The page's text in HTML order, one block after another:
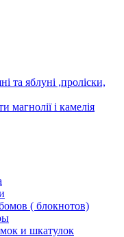
та яблуні ,проліски,
магнолії і камелія
( блокнотов)
и шкатулок